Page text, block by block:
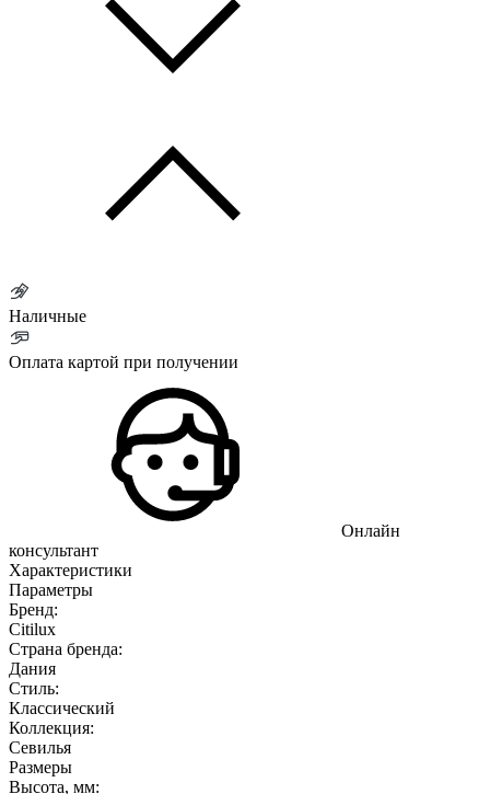
Наличные
Оплата картой при получении
Онлайн
консультант
Характеристики
Параметры
Бренд:
Citilux
Страна бренда:
Дания
Стиль:
Классический
Коллекция:
Севилья
Размеры
Высота, мм: